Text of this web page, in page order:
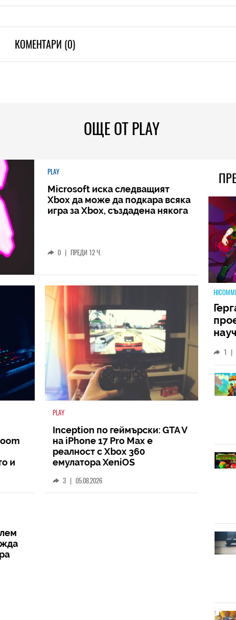
КОМЕНТАРИ (0)
ОЩЕ ОТ PLAY
PLAY
Microsoft иска следващият
Xbox да може да подкара всяка
игра за Xbox, създадена някога
0 | ПРЕДИ 12 Ч.
и
PLAY
Inception по геймърски: GTA V
на iPhone 17 Pro Max е
реалност с Xbox 360
емулатора XeniOS
3 | 05.08.2026
1 |